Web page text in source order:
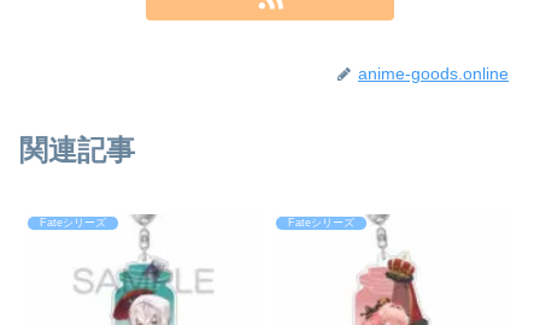
anime-goods.online
関連記事
Fateシリーズ Fateシリーズ